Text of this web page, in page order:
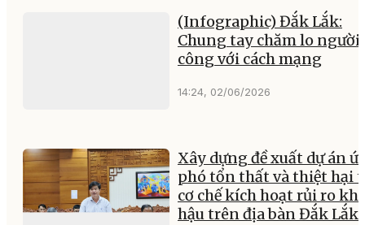
(Infographic) Đắk Lắk:
Chung tay chăm lo người
công với cách mạng
14:24, 02/06/2026
Xây dựng đề xuất dự án
phó tổn thất và thiệt hại
cơ chế kích hoạt rủi ro khí
hậu trên địa bàn Đắk Lắk